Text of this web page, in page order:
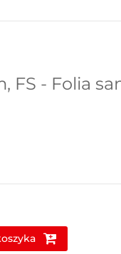
FS - Folia